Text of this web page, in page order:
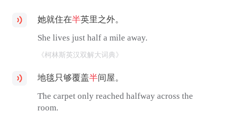
她就住在半英里之外。
She lives just half a mile away.
《柯林斯英汉双解大词典》
地毯只够覆盖半间屋。
The carpet only reached halfway across the
room.